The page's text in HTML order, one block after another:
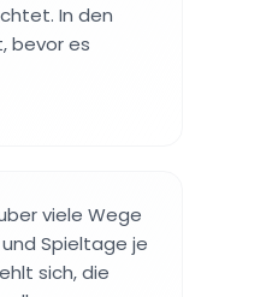
In den
bevor es
viele Wege
Spieltage je
sich, die